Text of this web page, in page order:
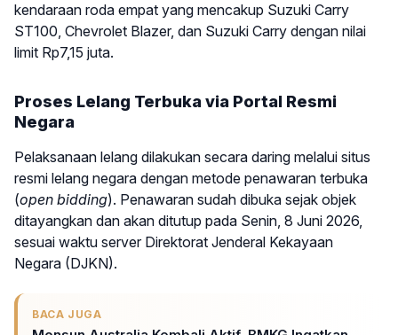
kendaraan roda empat yang mencakup Suzuki Carry
ST100, Chevrolet Blazer, dan Suzuki Carry dengan nilai
limit Rp7,15 juta.
Proses Lelang Terbuka via Portal Resmi
Negara
Pelaksanaan lelang dilakukan secara daring melalui situs
resmi lelang negara dengan metode penawaran terbuka
(open bidding). Penawaran sudah dibuka sejak objek
ditayangkan dan akan ditutup pada Senin, 8 Juni 2026,
sesuai waktu server Direktorat Jenderal Kekayaan
Negara (DJKN).
BACA JUGA